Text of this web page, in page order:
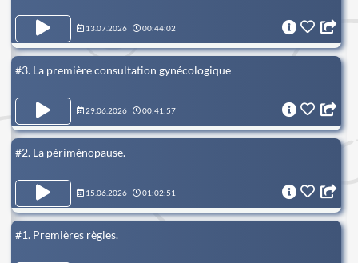
13.07.2026 00:44:02
#3. La première consultation gynécologique
29.06.2026 00:41:57
#2. La périménopause.
15.06.2026 01:02:51
#1. Premières règles.